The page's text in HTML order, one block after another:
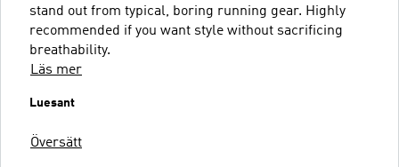
stand out from typical, boring running gear. Highly
recommended if you want style without sacrificing
breathability.
Läs mer
Luesant
Översätt